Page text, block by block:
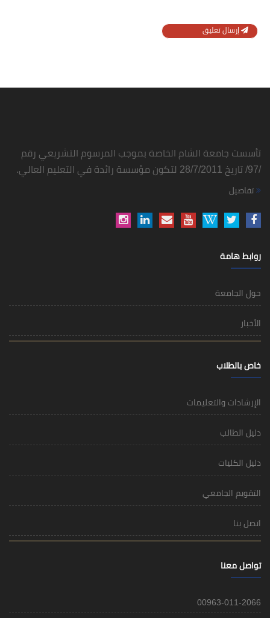
إرسال تعليق
تأسست جامعة الشام الخاصة بموجب المرسوم التشريعي رقم
/97/ تاريخ 28/7/2011 لتكون مؤسسة رائدة في التعليم العالي.
تفاصيل
روابط هامة
حول الجامعة
الأخبار
خاص بالطلاب
الإرشادات والتعليمات
دليل الطالب
دليل الكليات
التقويم الجامعي
اتصل بنا
تواصل معنا
00963-011-2066